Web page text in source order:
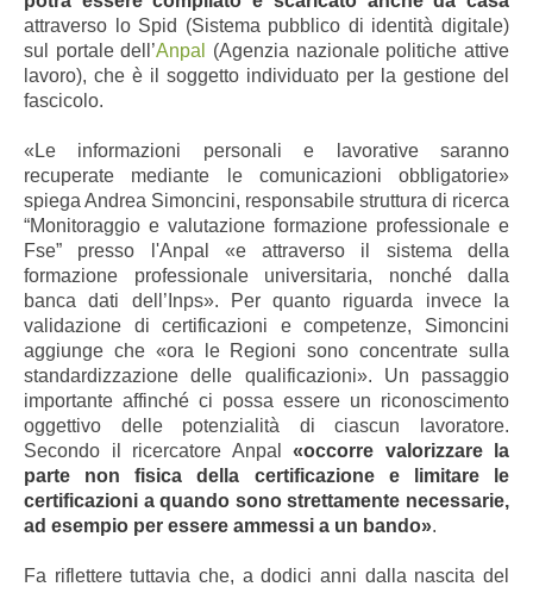
attraverso lo Spid (Sistema pubblico di identità digitale)
sul portale dell’Anpal
(Agenzia nazionale politiche attive
lavoro), che è il soggetto individuato per la gestione del
fascicolo.
«Le informazioni personali e lavorative saranno
recuperate mediante le comunicazioni obbligatorie»
spiega Andrea Simoncini, responsabile struttura di ricerca
“Monitoraggio e valutazione formazione professionale e
Fse” presso l'Anpal «e attraverso il sistema della
formazione professionale universitaria, nonché dalla
banca dati dell’Inps».
Per quanto riguarda invece la
validazione di certificazioni e competenze, Simoncini
aggiunge che «ora le Regioni sono concentrate sulla
standardizzazione delle qualificazioni». Un passaggio
importante affinché ci possa essere un riconoscimento
oggettivo delle potenzialità di ciascun lavoratore.
Secondo il ricercatore Anpal «occorre valorizzare la
parte non fisica della certificazione e limitare le
certificazioni a quando sono strettamente necessarie,
ad esempio per essere ammessi a un bando».
Fa riflettere tuttavia che, a dodici anni dalla nascita del